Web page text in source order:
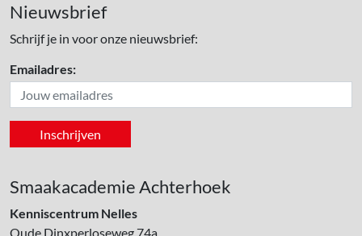
Nieuwsbrief
Schrijf je in voor onze nieuwsbrief:
Emailadres:
Smaakacademie Achterhoek
Kenniscentrum Nelles
Oude Dinxperloseweg 74a